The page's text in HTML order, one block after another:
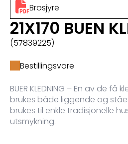
Brosjyre
21X170 BUEN
(57839225)
Bestillingsvare
BUER KLEDNING – En av de få
brukes både liggende og
brukes til enkle tradisjonelle
utsmykning.